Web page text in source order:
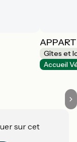
Gîtes et
Accueil
sur cet